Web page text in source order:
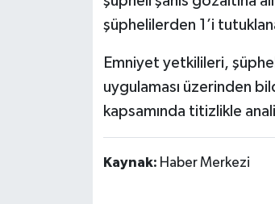
şüphelilerden 1’i
Emniyet yetkilileri,
uygulaması üzerinden
kapsamında titizlikle
Kaynak: Haber Merkezi